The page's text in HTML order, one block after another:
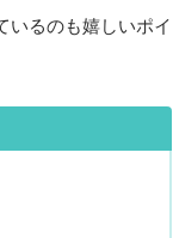
いるのも嬉しいポイ